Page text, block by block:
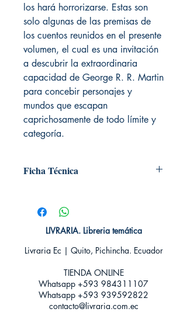
los hará horrorizarse. Estas son
solo algunas de las premisas de
los cuentos reunidos en el presente
volumen, el cual es una invitación
a descubrir la extraordinaria
capacidad de George R. R. Martin
para concebir personajes y
mundos que escapan
caprichosamente de todo límite y
categoría.
Ficha Técnica
Editorial: PLAZA & JANES
Idioma: Castellano
Encuadernación: Blanda
Categoría: Fantasía y Ficción General
LIVRARIA. Libreria temática
Livraria Ec | Quito, Pichincha. Ecuador
TIENDA ONLINE​
Whatsapp +593 984311107
Whatsapp +593 939592822
contacto@livraria.com.ec